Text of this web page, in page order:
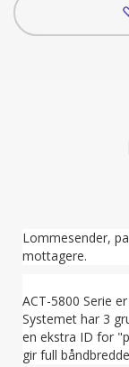
Lommesender,
mottagere.
ACT-5800 Serie
Systemet har 3
en ekstra ID for
gir full